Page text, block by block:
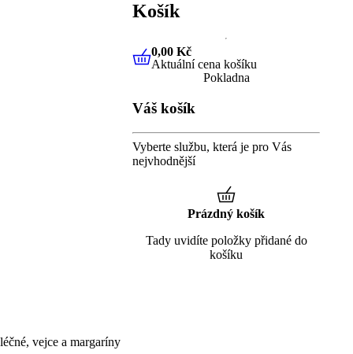
vejce a margaríny
Košík
0,00 KčAktuální cena košíku
0,00 Kč
Aktuální cena košíku
Pokladna
Váš košík
Vyberte službu, která je pro Vás
nejvhodnější
Prázdný košík
Tady uvidíte položky přidané do
košíku